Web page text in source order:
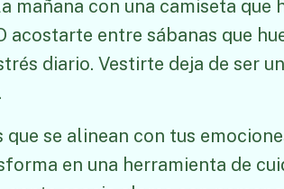
mañana con una camiseta
acostarte entre sábanas que
diario. Vestirte deja de ser
se alinean con tus
en una herramienta de